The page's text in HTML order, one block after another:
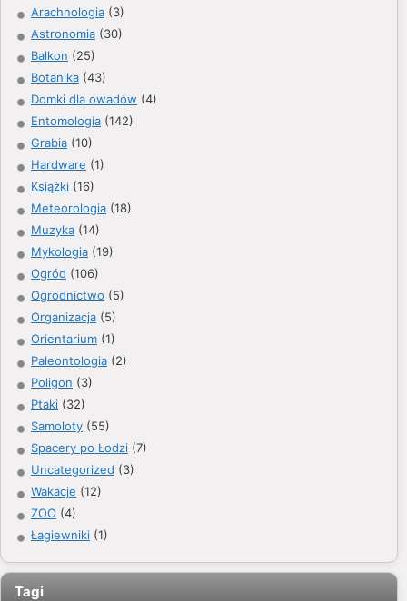
Arachnologia (3)
Astronomia (30)
Balkon (25)
Botanika (43)
Domki dla owadów (4)
Entomologia (142)
Grabia (10)
Hardware (1)
Książki (16)
Meteorologia (18)
Muzyka (14)
Mykologia (19)
Ogród (106)
Ogrodnictwo (5)
Organizacja (5)
Orientarium (1)
Paleontologia (2)
Poligon (3)
Ptaki (32)
Samoloty (55)
Spacery po Łodzi (7)
Uncategorized (3)
Wakacje (12)
ZOO (4)
Łagiewniki (1)
Tagi